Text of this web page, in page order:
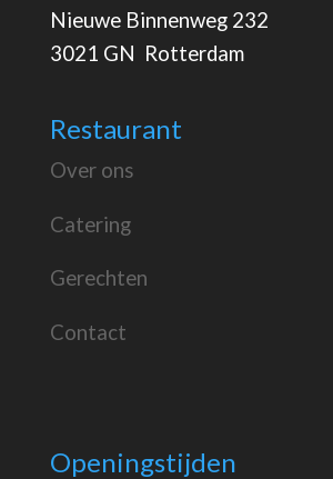
Nieuwe Binnenweg 232
3021 GN Rotterdam
Restaurant
Over ons
Catering
Gerechten
Contact
Openingstijden